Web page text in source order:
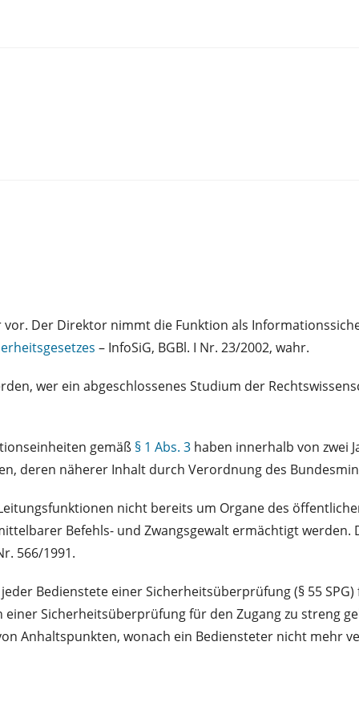
Der Direktor nimmt die Funktion als
– InfoSiG, BGBl. I Nr. 23/2002, wahr.
wer ein abgeschlossenes Studium der
gemäß § 1 Abs. 3 haben innerhalb von zwei
deren näherer Inhalt durch Verordnung des
nicht bereits um Organe des
Befehls- und Zwangsgewalt ermächtigt
566/1991.
Bedienstete einer Sicherheitsüberprüfung (§ 55
einer Sicherheitsüberprüfung für den Zugang zu streng
Anhaltspunkten, wonach ein Bediensteter nicht